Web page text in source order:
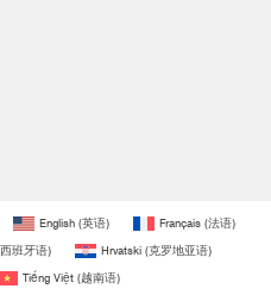
English (英语) Français (法语)
西班牙语) Hrvatski(克罗地亚语)
Tiếng Việt(越南语)